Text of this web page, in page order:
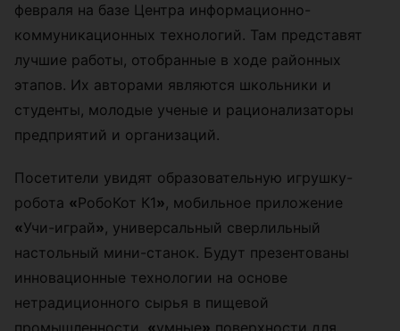
февраля на базе Центра информационно-
коммуникационных технологий. Там представят
лучшие работы, отобранные в ходе районных
этапов. Их авторами являются школьники и
студенты, молодые ученые и рационализаторы
предприятий и организаций.
Посетители увидят образовательную игрушку-
робота «РобоКот К1», мобильное приложение
«Учи-играй», универсальный сверлильный
настольный мини-станок. Будут презентованы
инновационные технологии на основе
нетрадиционного сырья в пищевой